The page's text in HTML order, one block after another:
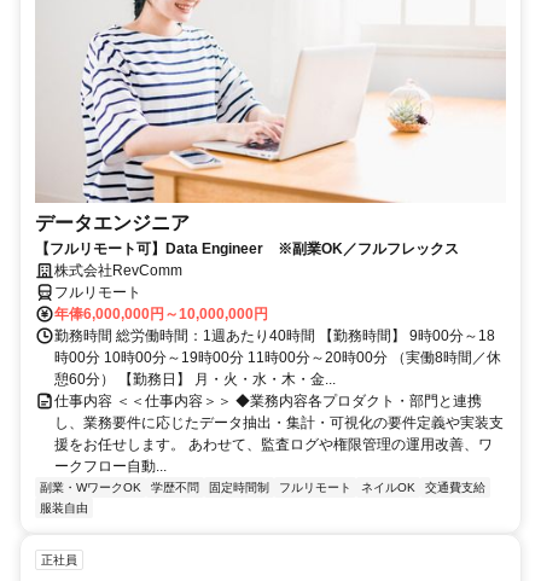
データエンジニア
【フルリモート可】Data Engineer ※副業OK／フルフレックス
株式会社RevComm
フルリモート
年俸6,000,000円～10,000,000円
勤務時間 総労働時間：1週あたり40時間 【勤務時間】 9時00分～18
時00分 10時00分～19時00分 11時00分～20時00分 （実働8時間／休
憩60分） 【勤務日】 月・火・水・木・金...
仕事内容 ＜＜仕事内容＞＞ ◆業務内容各プロダクト・部門と連携
し、業務要件に応じたデータ抽出・集計・可視化の要件定義や実装支
援をお任せします。 あわせて、監査ログや権限管理の運用改善、ワ
ークフロー自動...
副業・WワークOK 学歴不問 固定時間制 フルリモート ネイルOK
交通費支給
服装自由
正社員